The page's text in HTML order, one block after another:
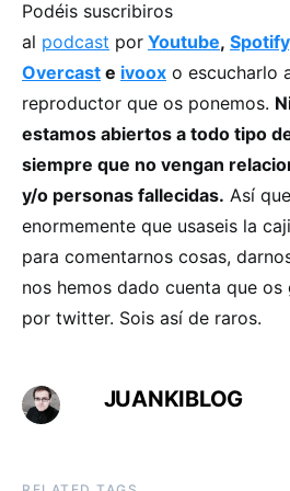
Podéis suscribiros
al podcast por Youtube, Spotify
Overcast e ivoox o escucharlo
reproductor que os ponemos.
estamos abiertos a todo tipo
siempre que no vengan
y/o personas fallecidas. Así
enormemente que usaseis la
para comentarnos cosas,
nos hemos dado cuenta que os
por twitter. Sois así de raros.
JUANKIBLOG